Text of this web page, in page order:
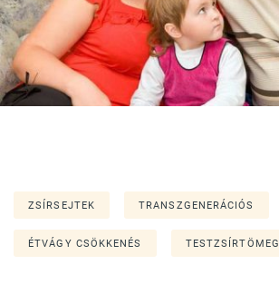
ZSÍRSEJTEK TRANSZGENERÁCIÓS
ÉTVÁGY CSÖKKENÉS TESTZSÍRTÖMEG